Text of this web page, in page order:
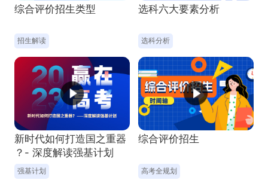
综合评价招生类型
招生解读
选科六大要素分析
选科分析
新时代如何打造国之重器
？- 深度解读强基计划
综合评价招生